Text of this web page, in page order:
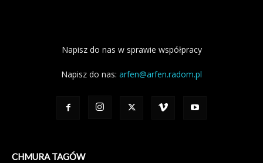
Napisz do nas w sprawie współpracy
Napisz do nas: arfen@arfen.radom.pl
CHMURA TAGÓW